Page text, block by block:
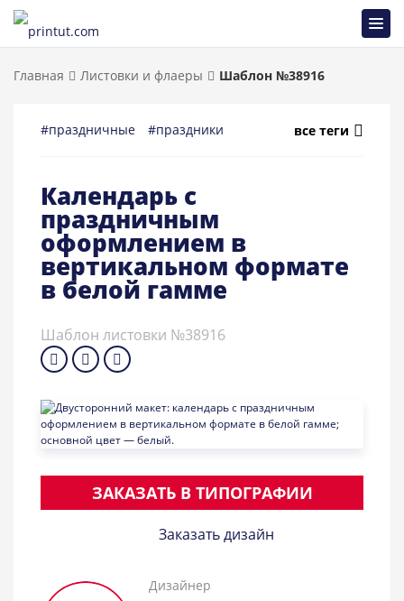
Главная Листовки и флаеры Шаблон №38916
#праздничные #праздники #минимализм
все теги
Календарь с
праздничным
оформлением в
вертикальном формате
в белой гамме
Шаблон листовки №38916
ЗАКАЗАТЬ В ТИПОГРАФИИ
Заказать дизайн
Дизайнер